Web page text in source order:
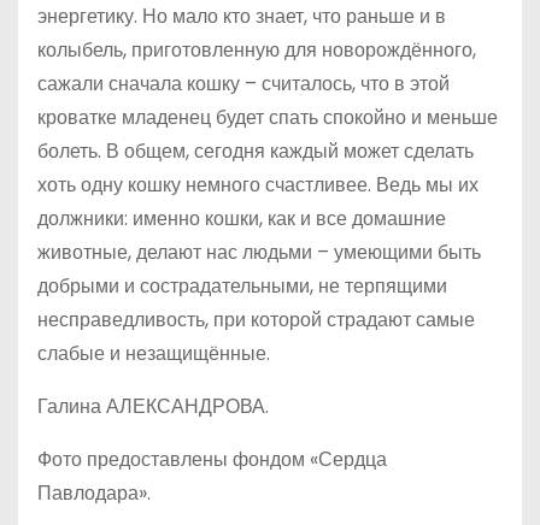
энергетику. Но мало кто знает, что раньше и в
колыбель, приготовленную для новорождённого,
сажали сначала кошку – считалось, что в этой
кроватке младенец будет спать спокойно и меньше
болеть. В общем, сегодня каждый может сделать
хоть одну кошку немного счастливее. Ведь мы их
должники: именно кошки, как и все домашние
животные, делают нас людьми – умеющими быть
добрыми и сострадательными, не терпящими
несправедливость, при которой страдают самые
слабые и незащищённые.
Галина АЛЕКСАНДРОВА.
Фото предоставлены фондом «Сердца
Павлодара».